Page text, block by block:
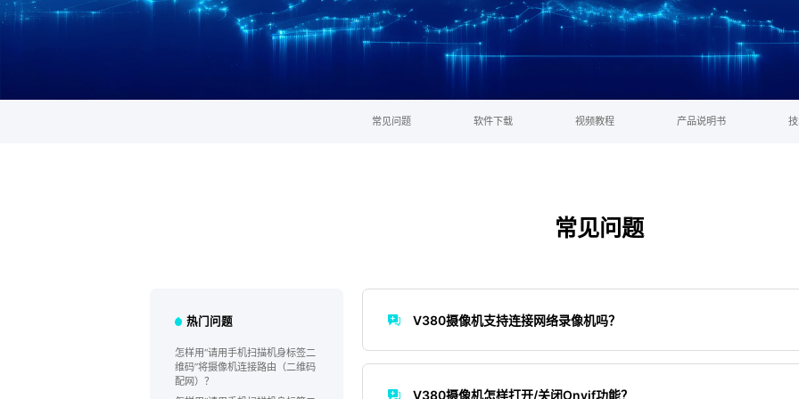
常见问题 软件下载 视频教程 产品说明书
常见问题
热门问题
怎样用“请用手机扫描机身标签二
维码”将摄像机连接路由（二维码
配网）？
V380摄像机支持连接网络录像机吗？
V380摄像机怎样打开/关闭Onvif功能？